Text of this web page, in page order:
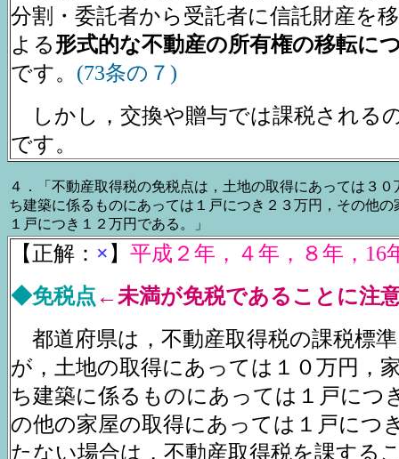
分割・委託者から受託者に信託財産を
よる形式的な不動産の所有権の移転に
です。 (73条の７)
しかし，交換や贈与では課税される
です。
４．「不動産取得税の免税点は，土地の取得にあっては３
ち建築に係るものにあっては１戸につき２３万円，その他
１戸につき１２万円である。」
【正解： × 】 平成２年，４年，８年，16
◆免税点 ←未満が免税であることに注
都道府県は，不動産取得税の課税標
が，土地の取得にあっては１０万円，
ち建築に係るものにあっては１戸につ
の他の家屋の取得にあっては１戸につ
たない場合は，不動産取得税を課する